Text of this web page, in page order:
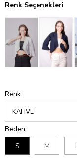
Renk Seçenekleri
Renk
Beden
S
M